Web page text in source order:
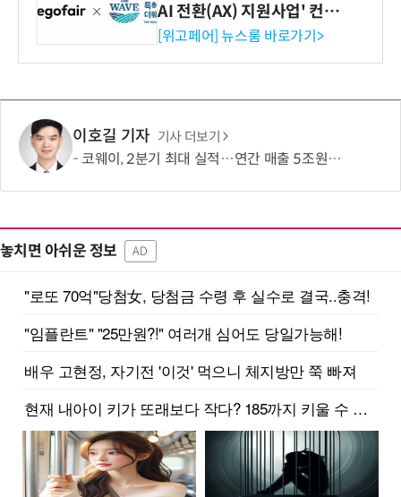
AI 전환(AX) 지원사업' 컨소
시엄 선정
[위고페어] 뉴스룸 바로가기>
이호길 기자 기사 더보기
코웨이, 2분기 최대 실적…연간 매출 5조원·영업이익 1조원 '순항'
놓치면 아쉬운 정보 AD